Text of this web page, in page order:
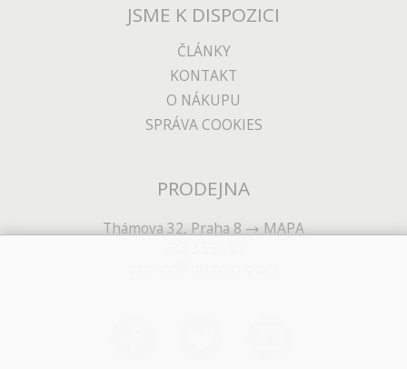
JSME K DISPOZICI
ČLÁNKY
KONTAKT
O NÁKUPU
SPRÁVA COOKIES
PRODEJNA
Thámova 32, Praha 8
MAPA